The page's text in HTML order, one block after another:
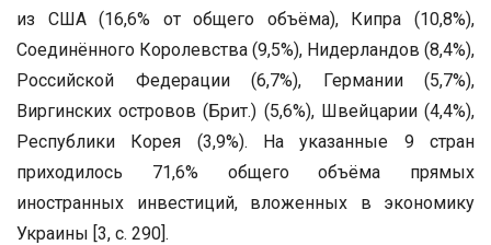
из США (16,6% от общего объёма), Кипра (10,8%),
Соединённого Королевства (9,5%), Нидерландов (8,4%),
Российской Федерации (6,7%), Германии (5,7%),
Виргинских островов (Брит.) (5,6%), Швейцарии (4,4%),
Республики Корея (3,9%). На указанные 9 стран
приходилось 71,6% общего объёма прямых
иностранных инвестиций, вложенных в экономику
Украины [3, с. 290].